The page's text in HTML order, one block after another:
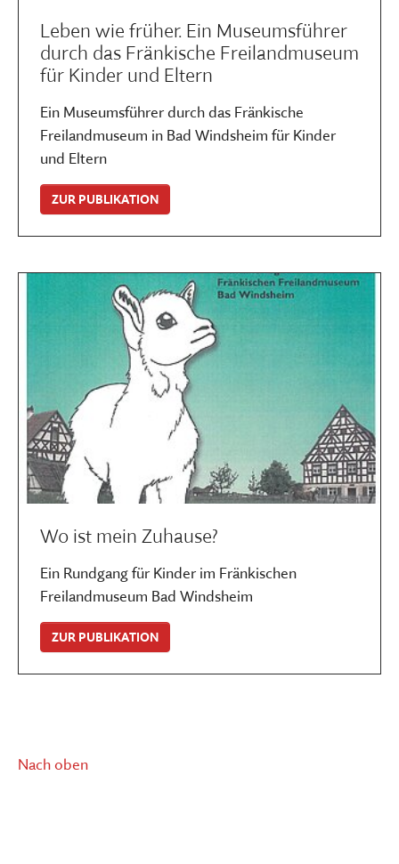
Leben wie früher. Ein Museumsführer
durch das Fränkische Freilandmuseum
für Kinder und Eltern
Ein Museumsführer durch das Fränkische
Freilandmuseum in Bad Windsheim für Kinder
und Eltern
ZUR PUBLIKATION
Wo ist mein Zuhause?
Ein Rundgang für Kinder im Fränkischen
Freilandmuseum Bad Windsheim
ZUR PUBLIKATION
Nach oben